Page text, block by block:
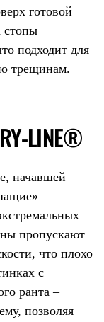
готовой
стопы
подходит для
трещинам.
LINE®
начавшей
пропускают
что плохо
с
ранта –
позволяя